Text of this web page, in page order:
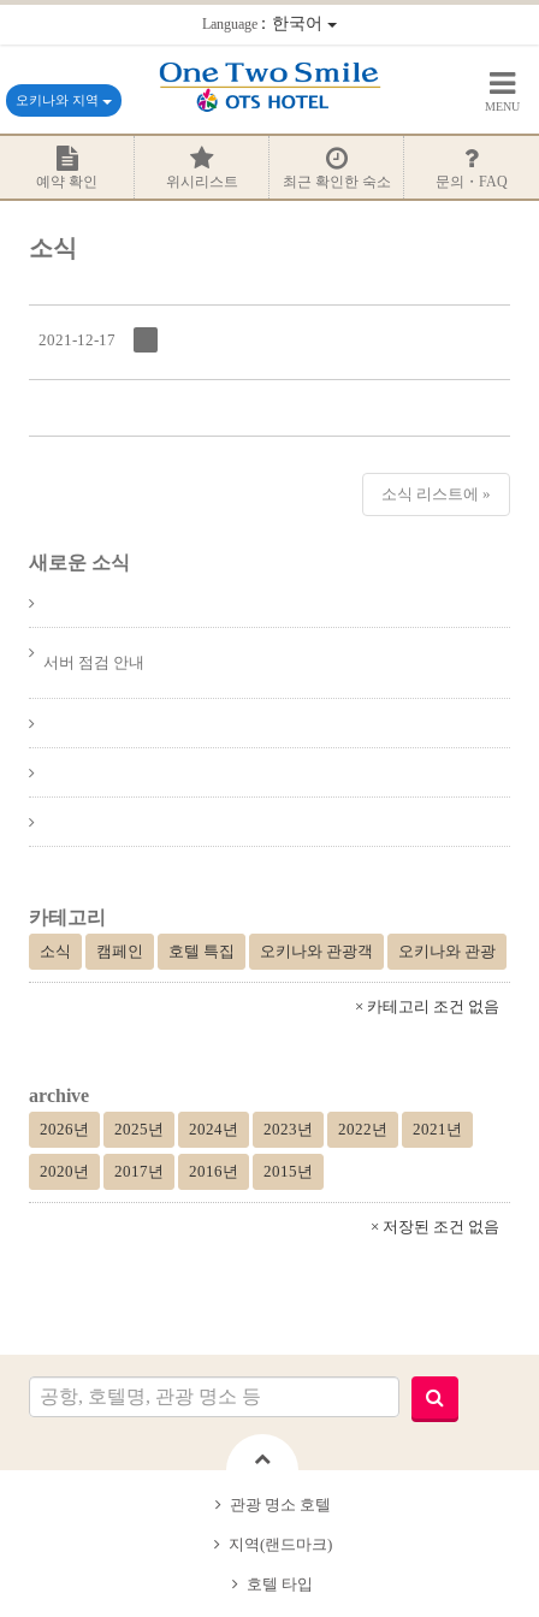
Language：한국어
오키나와 지역 MENU
예약 확인 위시리스트 최근 확인한 숙소 문의・FAQ
소식
2021-12-17
소식 리스트에 »
새로운 소식
서버 점검 안내
카테고리
소식 캠페인 호텔 특집 오키나와 관광객 오키나와 관광
× 카테고리 조건 없음
archive
2026년 2025년 2024년 2023년 2022년 2021년
2020년 2017년 2016년 2015년
× 저장된 조건 없음
관광 명소 호텔
지역(랜드마크)
호텔 타입